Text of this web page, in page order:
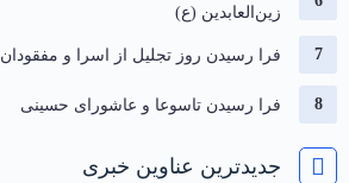
زین‌العابدین (ع)
فرا رسیدن روز تجلیل از اسرا و مفقودان
فرا رسیدن تاسوعا و عاشورای حسینی
جدیدترین عناوین خبری